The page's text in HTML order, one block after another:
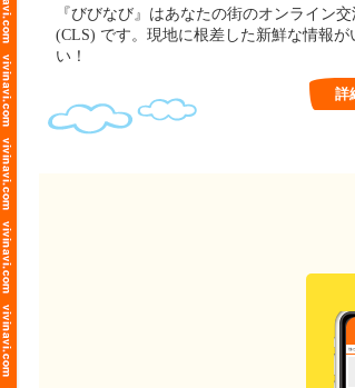
『びびなび』はあなたの街のオンライン
(CLS) です。現地に根差した新鮮な情報
い！
詳